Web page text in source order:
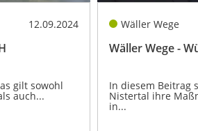
12.09.2024
gilt sowohl
auch...
Wäller Wege
Wäller Wege -
In diesem Beitrag
Nistertal ihre
in...